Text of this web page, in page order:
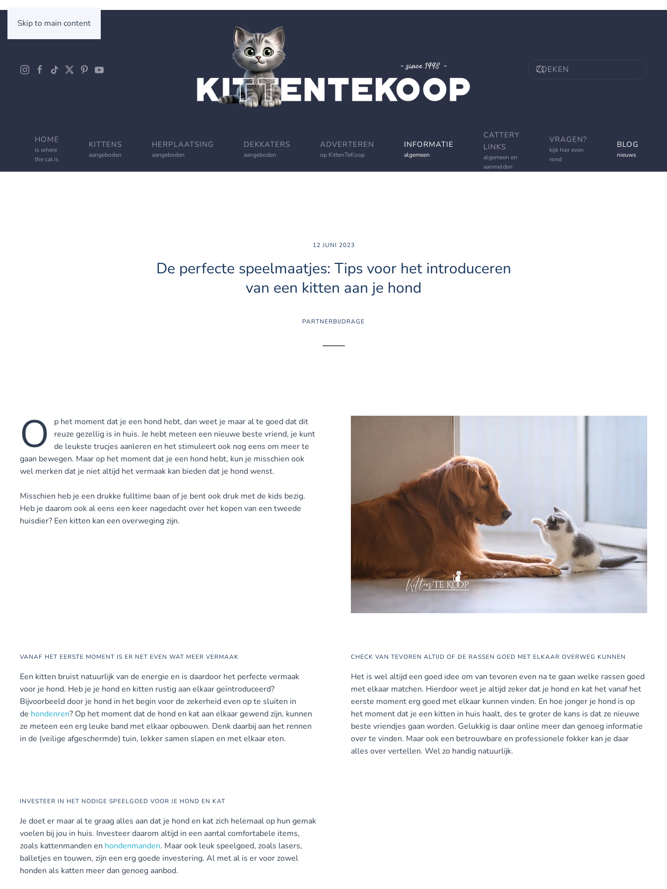
Skip to main content
HOME
is where
the cat is
KITTENS
aangeboden
HERPLAATSING
aangeboden
DEKKATERS
aangeboden
ADVERTEREN
op KittenTeKoop
INFORMATIE
algemeen
CATTERY
LINKS
algemeen en
aanmelden
VRAGEN?
kijk hier even
rond
BLOG
nieuws
12 JUNI 2023
De perfecte speelmaatjes: Tips voor het introduceren
van een kitten aan je hond
PARTNERBIJDRAGE
O
p het moment dat je een hond hebt, dan weet je maar al te goed dat dit
reuze gezellig is in huis. Je hebt meteen een nieuwe beste vriend, je kunt
de leukste trucjes aanleren en het stimuleert ook nog eens om meer te
gaan bewegen. Maar op het moment dat je een hond hebt, kun je misschien ook
wel merken dat je niet altijd het vermaak kan bieden dat je hond wenst.
Misschien heb je een drukke fulltime baan of je bent ook druk met de kids bezig.
Heb je daarom ook al eens een keer nagedacht over het kopen van een tweede
huisdier? Een kitten kan een overweging zijn.
VANAF HET EERSTE MOMENT IS ER NET EVEN WAT MEER VERMAAK
Een kitten bruist natuurlijk van de energie en is daardoor het perfecte vermaak
voor je hond. Heb je je hond en kitten rustig aan elkaar geïntroduceerd?
Bijvoorbeeld door je hond in het begin voor de zekerheid even op te sluiten in
de hondenren? Op het moment dat de hond en kat aan elkaar gewend zijn, kunnen
ze meteen een erg leuke band met elkaar opbouwen. Denk daarbij aan het rennen
in de (veilige afgeschermde) tuin, lekker samen slapen en met elkaar eten.
CHECK VAN TEVOREN ALTIJD OF DE RASSEN GOED MET ELKAAR OVERWEG KUNNEN
Het is wel altijd een goed idee om van tevoren even na te gaan welke rassen goed
met elkaar matchen. Hierdoor weet je altijd zeker dat je hond en kat het vanaf het
eerste moment erg goed met elkaar kunnen vinden. En hoe jonger je hond is op
het moment dat je een kitten in huis haalt, des te groter de kans is dat ze nieuwe
beste vriendjes gaan worden. Gelukkig is daar online meer dan genoeg informatie
over te vinden. Maar ook een betrouwbare en professionele fokker kan je daar
alles over vertellen. Wel zo handig natuurlijk.
INVESTEER IN HET NODIGE SPEELGOED VOOR JE HOND EN KAT
Je doet er maar al te graag alles aan dat je hond en kat zich helemaal op hun gemak
voelen bij jou in huis. Investeer daarom altijd in een aantal comfortabele items,
zoals kattenmanden en hondenmanden. Maar ook leuk speelgoed, zoals lasers,
balletjes en touwen, zijn een erg goede investering. Al met al is er voor zowel
honden als katten meer dan genoeg aanbod.